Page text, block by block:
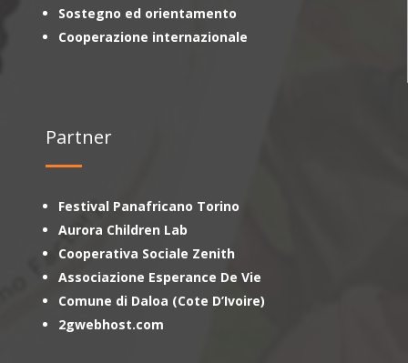
Sostegno ed orientamento
Cooperazione internazionale
Partner
Festival Panafricano Torino
Aurora Children Lab
Cooperativa Sociale Zenith
Associazione Esperance De Vie
Comune di Daloa (Cote D’Ivoire)
2gwebhost.com